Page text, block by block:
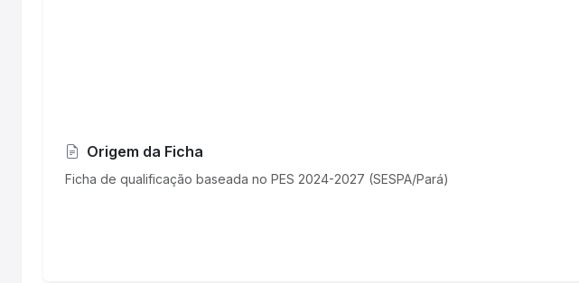
Origem da Ficha
Ficha de qualificação baseada no PES 2024-2027 (SESPA/Pará)